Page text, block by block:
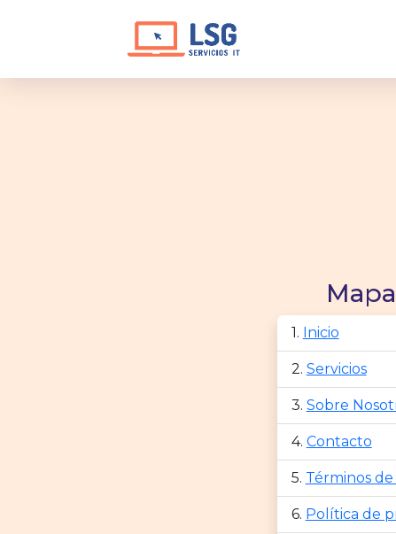
Inicio
Servicios
Sobre
Contacto
Términos de
Política de